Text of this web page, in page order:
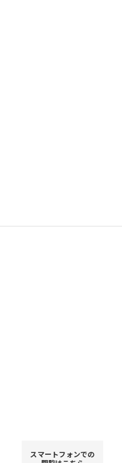
スマートフォンでの